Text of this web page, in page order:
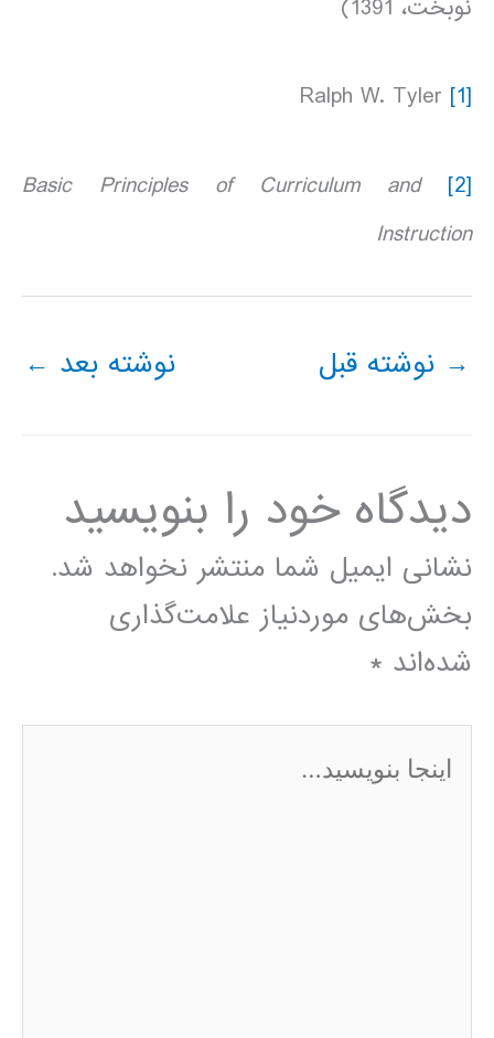
نوبخت، 1391)
[1]
[2]
Basic Principles of Curriculum and
Instruction
→ نوشته قبل نوشته بعد ←
دیدگاه‌ خود را بنویسید
نشانی ایمیل شما منتشر نخواهد شد.
بخش‌های موردنیاز علامت‌گذاری
شده‌اند *
اینجا
بنویسید…